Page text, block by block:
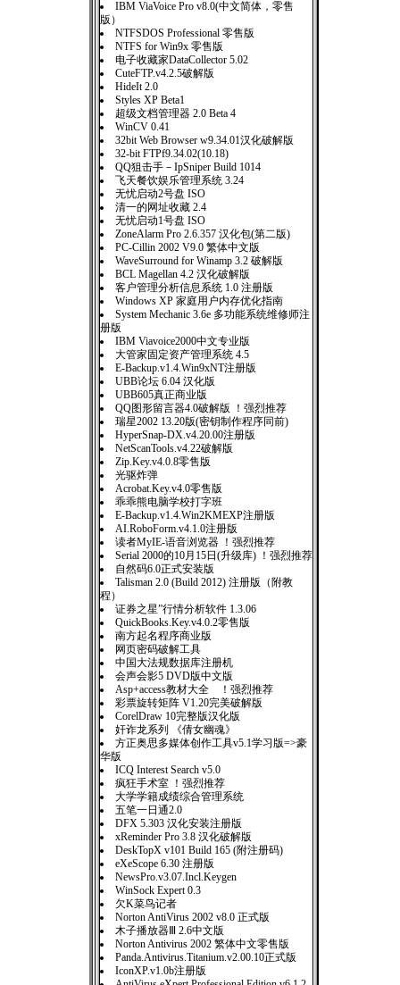
IBM ViaVoice Pro v8.0(中文简体，零售
版）
NTFSDOS Professional 零售版
NTFS for Win9x 零售版
电子收藏家DataCollector 5.02
CuteFTP.v4.2.5破解版
HideIt 2.0
Styles XP Beta1
超级文档管理器 2.0 Beta 4
WinCV 0.41
32bit Web Browser w9.34.01汉化破解版
32-bit FTPf9.34.02(10.18)
QQ狙击手－IpSniper Build 1014
飞天餐饮娱乐管理系统 3.24
无忧启动2号盘 ISO
清一的网址收藏 2.4
无忧启动1号盘 ISO
ZoneAlarm Pro 2.6.357 汉化包(第二版)
PC-Cillin 2002 V9.0 繁体中文版
WaveSurround for Winamp 3.2 破解版
BCL Magellan 4.2 汉化破解版
客户管理分析信息系统 1.0 注册版
Windows XP 家庭用户内存优化指南
System Mechanic 3.6e 多功能系统维修师注
册版
IBM Viavoice2000中文专业版
大管家固定资产管理系统 4.5
E-Backup.v1.4.Win9xNT注册版
UBB论坛 6.04 汉化版
UBB605真正商业版
QQ图形留言器4.0破解版 ！强烈推荐
瑞星2002 13.20版(密钥制作程序同前)
HyperSnap-DX.v4.20.00注册版
NetScanTools.v4.22破解版
Zip.Key.v4.0.8零售版
光驱炸弹
Acrobat.Key.v4.0零售版
乖乖熊电脑学校打字班
E-Backup.v1.4.Win2KMEXP注册版
AI.RoboForm.v4.1.0注册版
读者MyIE-语音浏览器 ！强烈推荐
Serial 2000的10月15日(升级库) ！强烈推荐
自然码6.0正式安装版
Talisman 2.0 (Build 2012) 注册版（附教
程）
证券之星”行情分析软件 1.3.06
QuickBooks.Key.v4.0.2零售版
南方起名程序商业版
网页密码破解工具
中国大法规数据库注册机
会声会影5 DVD版中文版
Asp+access教材大全 ！强烈推荐
彩票旋转矩阵 V1.20完美破解版
CorelDraw 10完整版汉化版
奸诈龙系列 《倩女幽魂》
方正奥思多媒体创作工具v5.1学习版=>豪
华版
ICQ Interest Search v5.0
疯狂手术室 ！强烈推荐
大学学籍成绩综合管理系统
五笔一日通2.0
DFX 5.303 汉化安装注册版
xReminder Pro 3.8 汉化破解版
DeskTopX v101 Build 165 (附注册码)
eXeScope 6.30 注册版
NewsPro.v3.07.Incl.Keygen
WinSock Expert 0.3
欠K菜鸟记者
Norton AntiVirus 2002 v8.0 正式版
木子播放器Ⅲ 2.6中文版
Norton Antivirus 2002 繁体中文零售版
Panda.Antivirus.Titanium.v2.00.10正式版
IconXP.v1.0b注册版